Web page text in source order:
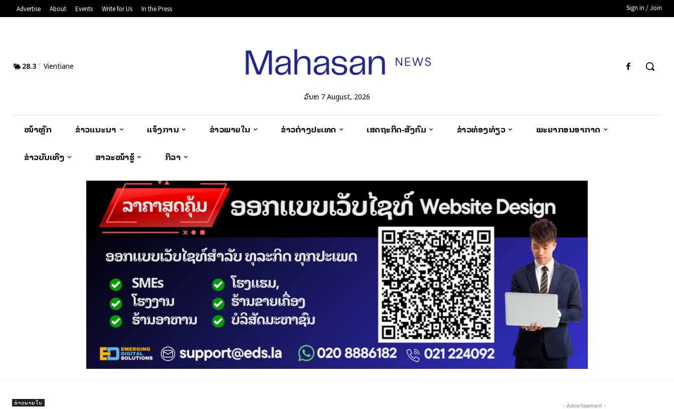
Advertise About Events Write for Us In the Press Sign in / Join
28.3 C Vientiane
ວັນທີ 7 August, 2026
ໜ້າຫຼັກ ຂ່າວແນະນຳ ແຈ້ງການ ຂ່າວພາຍໃນ ຂ່າວຕ່າງປະເທດ ເສດຖະກິດ-ສັງຄົມ ຂ່າວທ່ອງທ່ຽວ ພະຍາກອນອາກາດ
ຂ່າວບັນເທີງ ສາລະໜ້າຮູ້ ກິລາ
ຂ່າວພາຍໃນ - Advertisement -